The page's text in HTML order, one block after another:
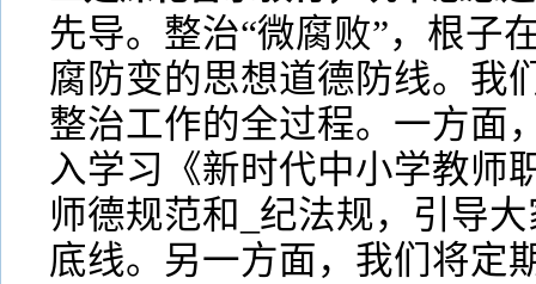
先导。整治“微腐败”，根子
腐防变的思想道德防线。我
整治工作的全过程。一方面
入学习《新时代中小学教师
师德规范和_纪法规，引导
底线。另一方面，我们将定